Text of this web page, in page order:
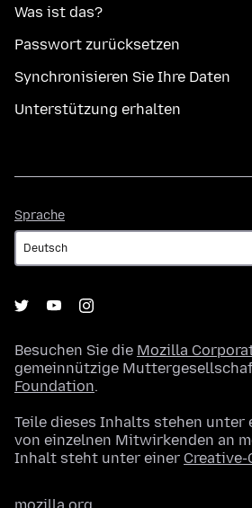
Was ist das?
Passwort zurücksetzen
Synchronisieren Sie Ihre Daten
Unterstützung erhalten
Sprache
Besuchen Sie die Mozilla
gemeinnützige
Foundation.
Teile dieses Inhalts stehen unter
von einzelnen Mitwirkenden an
Inhalt steht unter einer Creative-